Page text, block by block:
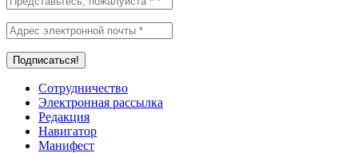
Сотрудничество
Электронная рассылка
Редакция
Навигатор
Манифест